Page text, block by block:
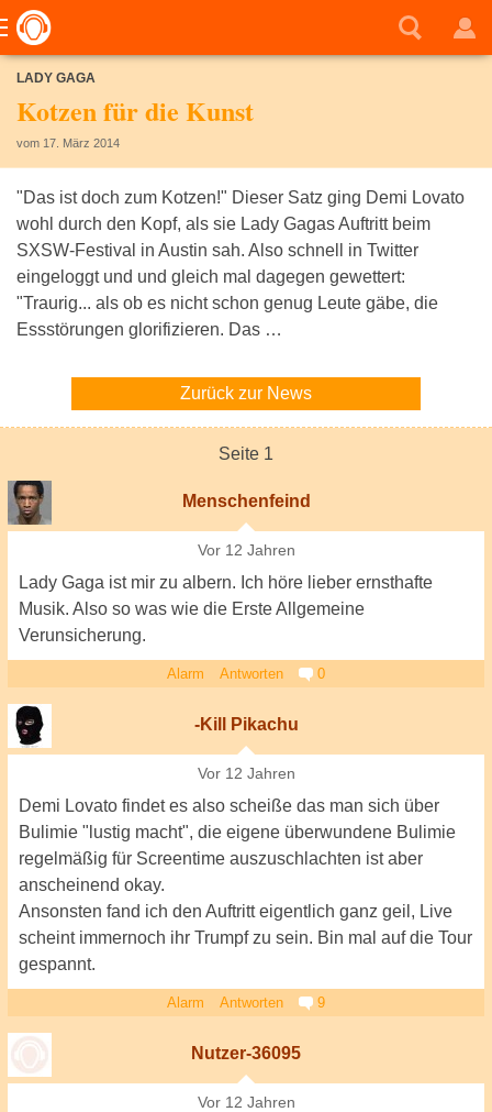
LADY GAGA
Kotzen für die Kunst
vom 17. März 2014
"Das ist doch zum Kotzen!" Dieser Satz ging Demi Lovato
wohl durch den Kopf, als sie Lady Gagas Auftritt beim
SXSW-Festival in Austin sah. Also schnell in Twitter
eingeloggt und und gleich mal dagegen gewettert:
"Traurig... als ob es nicht schon genug Leute gäbe, die
Essstörungen glorifizieren. Das …
Zurück zur News
Seite 1
Menschenfeind
Vor 12 Jahren
Lady Gaga ist mir zu albern. Ich höre lieber ernsthafte
Musik. Also so was wie die Erste Allgemeine
Verunsicherung.
Alarm Antworten 0
-Kill Pikachu
Vor 12 Jahren
Demi Lovato findet es also scheiße das man sich über
Bulimie "lustig macht", die eigene überwundene Bulimie
regelmäßig für Screentime auszuschlachten ist aber
anscheinend okay.
Ansonsten fand ich den Auftritt eigentlich ganz geil, Live
scheint immernoch ihr Trumpf zu sein. Bin mal auf die Tour
gespannt.
Alarm Antworten 9
Nutzer-36095
Vor 12 Jahren